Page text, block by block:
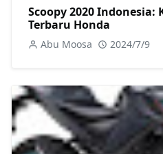
Scoopy 2020
Terbaru Honda
Abu Moosa 2024/7/9